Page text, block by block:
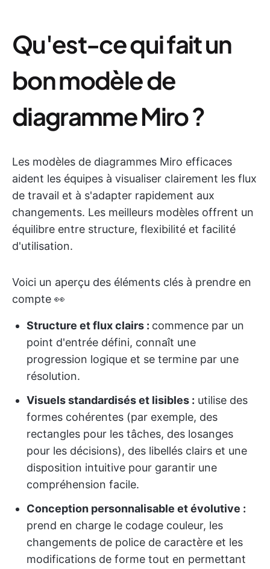
Qu'est-ce qui fait un
bon modèle de
diagramme Miro ?
Les modèles de diagrammes Miro efficaces
aident les équipes à visualiser clairement les flux
de travail et à s'adapter rapidement aux
changements. Les meilleurs modèles offrent un
équilibre entre structure, flexibilité et facilité
d'utilisation.
Voici un aperçu des éléments clés à prendre en
compte 👀
Structure et flux clairs : commence par un
point d'entrée défini, connaît une
progression logique et se termine par une
résolution.
Visuels standardisés et lisibles : utilise des
formes cohérentes (par exemple, des
rectangles pour les tâches, des losanges
pour les décisions), des libellés clairs et une
disposition intuitive pour garantir une
compréhension facile.
Conception personnalisable et évolutive :
prend en charge le codage couleur, les
changements de police de caractère et les
modifications de forme tout en permettant